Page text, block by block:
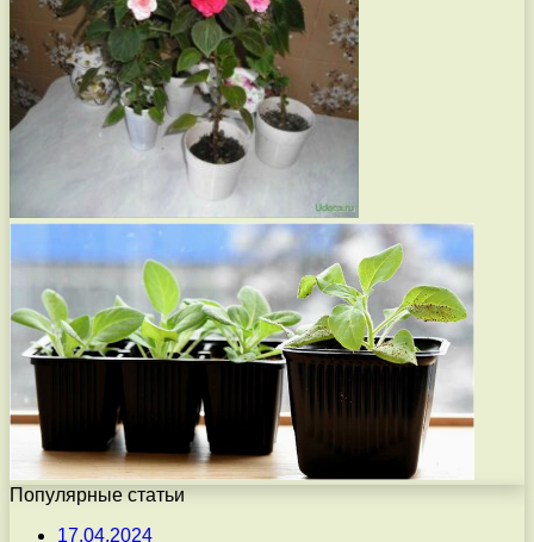
Популярные статьи
17.04.2024